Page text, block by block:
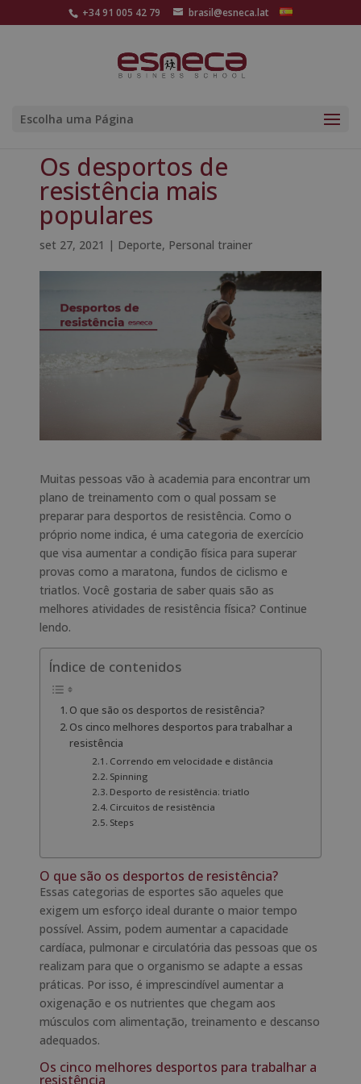
+34 91 005 42 79 brasil@esneca.lat
Escolha uma Página
Os desportos de
resistência mais
populares
set 27, 2021 | Deporte, Personal trainer
Muitas pessoas vão à academia para encontrar um
plano de treinamento com o qual possam se
preparar para desportos de resistência. Como o
próprio nome indica, é uma categoria de exercício
que visa aumentar a condição física para superar
provas como a maratona, fundos de ciclismo e
triatlos. Você gostaria de saber quais são as
melhores atividades de resistência física? Continue
lendo.
Índice de contenidos
O que são os desportos de resistência?
Os cinco melhores desportos para trabalhar a
resistência
Correndo em velocidade e distância
Spinning
Desporto de resistência: triatlo
Circuitos de resistência
Steps
O que são os desportos de resistência?
Essas categorias de esportes são aqueles que
exigem um esforço ideal durante o maior tempo
possível. Assim, podem aumentar a capacidade
cardíaca, pulmonar e circulatória das pessoas que os
realizam para que o organismo se adapte a essas
práticas. Por isso, é imprescindível aumentar a
oxigenação e os nutrientes que chegam aos
músculos com alimentação, treinamento e descanso
adequados.
Os cinco melhores desportos para trabalhar a
resistência